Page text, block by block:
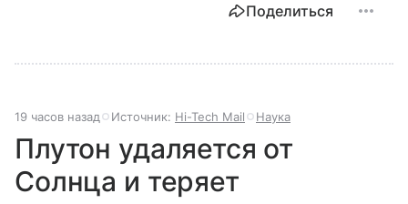
Поделиться
19 часов назад Источник: Hi-Tech Mail Наука
Плутон удаляется от
Солнца и теряет